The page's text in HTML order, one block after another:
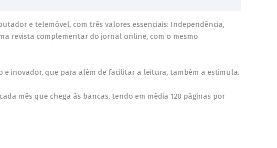
e telemóvel, com três valores essenciais: Independência,
revista complementar do jornal online, com o mesmo
e inovador, que para além de facilitar a leitura, também a estimula.
mês que chega às bancas, tendo em média 120 páginas por